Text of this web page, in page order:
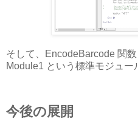
そして、EncodeBarcode 関
Module1 という標準モジュー
今後の展開